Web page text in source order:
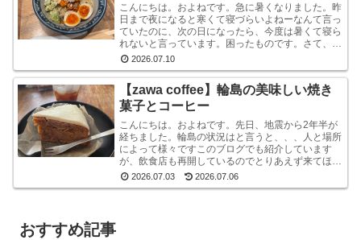
こんにちは。およねです。急に暑くなりました。昨
日まで夜になると寒くて寝づらいよねーなんて言っ
ていたのに、次の日になったら、今度は暑くて寝ら
れないと言っています。困ったものです。さて、先
日金沢へ行ったとき、ひさしぶりにひとりラーメン
を堪能して...
2026.07.10
【zawa coffee】輪島の美味しい焼き
菓子とコーヒー
こんにちは。およねです。先日、地震から2年半が
経ちました。輪島の状況はと言うと、、、人と場所
によって様々ですこのブログでも紹介しています
が、飲食店も再開しているのでとりあえず来てほし
いです。宿泊施設は少な目ですが、、、参考サイト
あとコンビニ...
2026.07.03 2026.07.06
おすすめ記事